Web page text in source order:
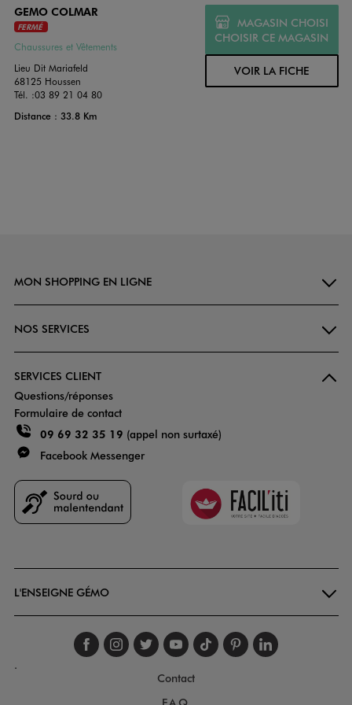
GEMO COLMAR
FERMÉ
Chaussures et Vêtements
Lieu Dit Mariafeld
68125 Houssen
Tél. :03 89 21 04 80
Distance : 33.8 Km
MAGASIN CHOISI
CHOISIR CE MAGASIN
VOIR LA FICHE
MON SHOPPING EN LIGNE
NOS SERVICES
SERVICES CLIENT
Questions/réponses
Formulaire de contact
09 69 32 35 19 (appel non surtaxé)
Facebook Messenger
Faciliti
L'ENSEIGNE GÉMO
Suivez-nous sur
Suivez-nous sur
Suivez-nous sur
Suivez-nous
Suivez-nous
Suivez-
.
Contact